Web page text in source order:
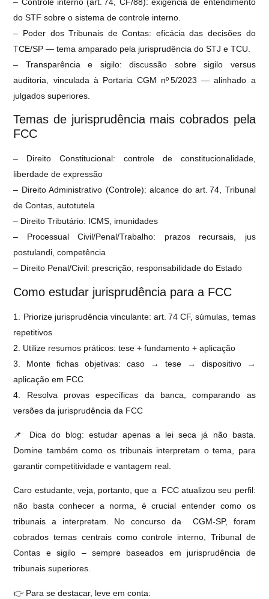
do STF sobre o sistema de controle interno.
– Poder dos Tribunais de Contas: eficácia das decisões do
TCE/SP — tema amparado pela jurisprudência do STJ e TCU.
– Transparência e sigilo: discussão sobre sigilo versus
auditoria, vinculada à Portaria CGM nº 5/2023 — alinhado a
julgados superiores.
Temas de jurisprudência mais cobrados pela
FCC
– Direito Constitucional: controle de constitucionalidade,
liberdade de expressão
– Direito Administrativo (Controle): alcance do art. 74, Tribunal
de Contas, autotutela
– Direito Tributário: ICMS, imunidades
– Processual Civil/Penal/Trabalho: prazos recursais, jus
postulandi, competência
– Direito Penal/Civil: prescrição, responsabilidade do Estado
Como estudar jurisprudência para a FCC
1. Priorize jurisprudência vinculante: art. 74 CF, súmulas, temas
repetitivos
2. Utilize resumos práticos: tese + fundamento + aplicação
3. Monte fichas objetivas: caso → tese → dispositivo →
aplicação em FCC
4. Resolva provas específicas da banca, comparando as
versões da jurisprudência da FCC
📌 Dica do blog: estudar apenas a lei seca já não basta.
Domine também como os tribunais interpretam o tema, para
garantir competitividade e vantagem real.
Caro estudante, veja, portanto, que a FCC atualizou seu perfil:
não basta conhecer a norma, é crucial entender como os
tribunais a interpretam. No concurso da CGM‑SP, foram
cobrados temas centrais como controle interno, Tribunal de
Contas e sigilo – sempre baseados em jurisprudência de
tribunais superiores.
👉 Para se destacar, leve em conta: